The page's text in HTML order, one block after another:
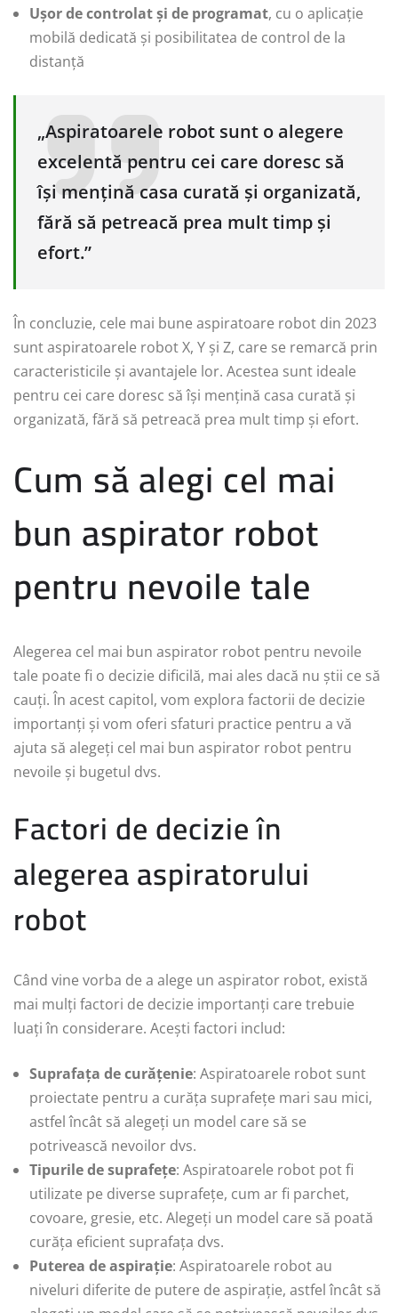
Ușor de controlat și de programat, cu o aplicație
mobilă dedicată și posibilitatea de control de la
distanță
„Aspiratoarele robot sunt o alegere
excelentă pentru cei care doresc să
își mențină casa curată și organizată,
fără să petreacă prea mult timp și
efort.”
În concluzie, cele mai bune aspiratoare robot din 2023
sunt aspiratoarele robot X, Y și Z, care se remarcă prin
caracteristicile și avantajele lor. Acestea sunt ideale
pentru cei care doresc să își mențină casa curată și
organizată, fără să petreacă prea mult timp și efort.
Cum să alegi cel mai
bun aspirator robot
pentru nevoile tale
Alegerea cel mai bun aspirator robot pentru nevoile
tale poate fi o decizie dificilă, mai ales dacă nu știi ce să
cauți. În acest capitol, vom explora factorii de decizie
importanți și vom oferi sfaturi practice pentru a vă
ajuta să alegeți cel mai bun aspirator robot pentru
nevoile și bugetul dvs.
Factori de decizie în
alegerea aspiratorului
robot
Când vine vorba de a alege un aspirator robot, există
mai mulți factori de decizie importanți care trebuie
luați în considerare. Acești factori includ:
Suprafața de curățenie: Aspiratoarele robot sunt
proiectate pentru a curăța suprafețe mari sau mici,
astfel încât să alegeți un model care să se
potrivească nevoilor dvs.
Tipurile de suprafețe: Aspiratoarele robot pot fi
utilizate pe diverse suprafețe, cum ar fi parchet,
covoare, gresie, etc. Alegeți un model care să poată
curăța eficient suprafața dvs.
Puterea de aspirație: Aspiratoarele robot au
niveluri diferite de putere de aspirație, astfel încât să